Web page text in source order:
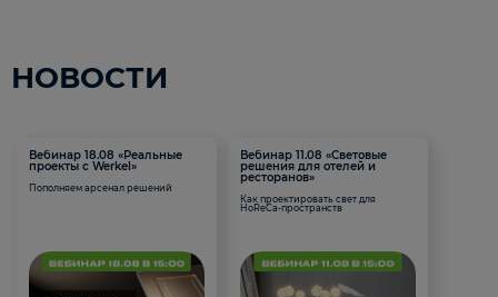
НОВОСТИ
Вебинар 18.08 «Реальные
проекты с Werkel»
Пополняем арсенал решений
Вебинар 11.08 «Световые
решения для отелей и
ресторанов»
Как проектировать свет для
HoReCa-пространств